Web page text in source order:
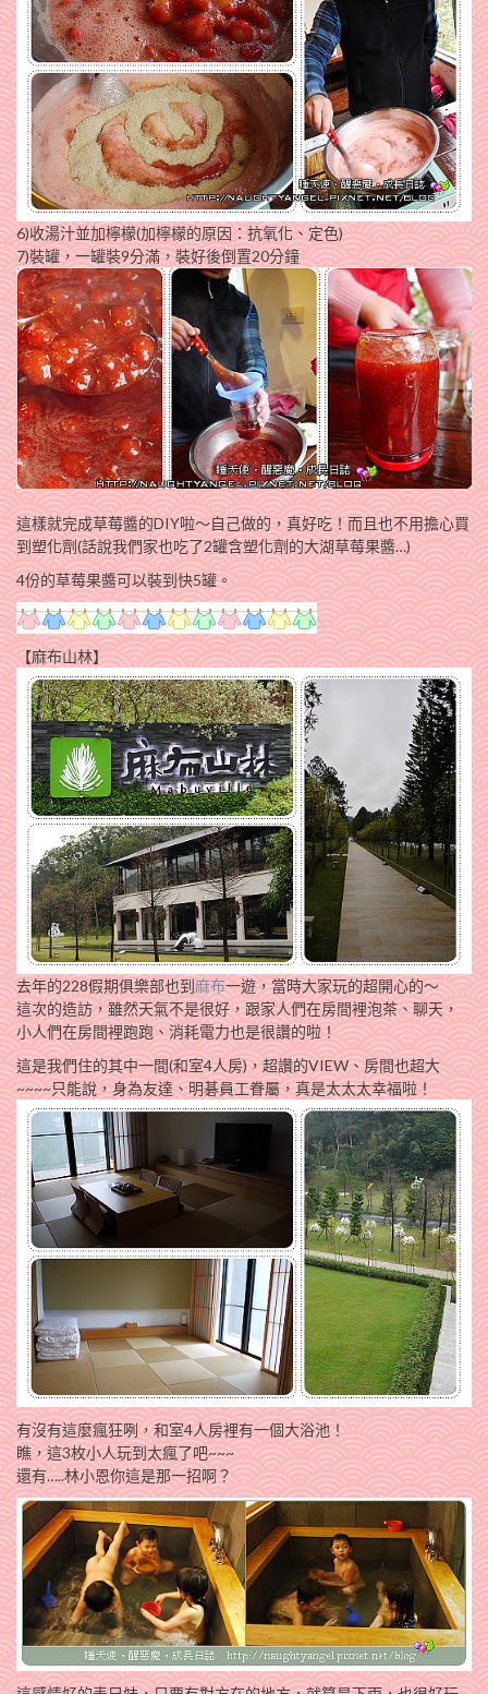
6)收湯汁並加檸檬(加檸檬的原因：抗氧化、定色)
7)裝罐，一罐裝9分滿，裝好後倒置20分鐘
這樣就完成草莓醬的DIY啦～自己做的，真好吃！而且也不用擔心買
到塑化劑(話說我們家也吃了2罐含塑化劑的大湖草莓果醬…)
4份的草莓果醬可以裝到快5罐。
【麻布山林】
去年的228假期俱樂部也到麻布一遊，當時大家玩的超開心的～
這次的造訪，雖然天氣不是很好，跟家人們在房間裡泡茶、聊天，
小人們在房間裡跑跑、消耗電力也是很讚的啦！
這是我們住的其中一間(和室4人房)，超讚的VIEW、房間也超大
~~~~只能說，身為友達、明碁員工眷屬，真是太太太幸福啦！
有沒有這麼瘋狂咧，和室4人房裡有一個大浴池！
瞧，這3枚小人玩到太瘋了吧~~~
還有…..林小恩你這是那一招啊？